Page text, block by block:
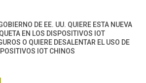
DE EE. UU. QUIERE ESTA NUEVA
EN LOS DISPOSITIVOS IOT
O QUIERE DESALENTAR EL USO DE
IOT CHINOS